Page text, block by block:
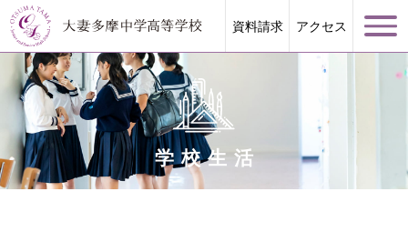
資料請求 アクセス
学校案内
学校生活